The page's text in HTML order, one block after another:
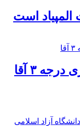
است
۳ آقا